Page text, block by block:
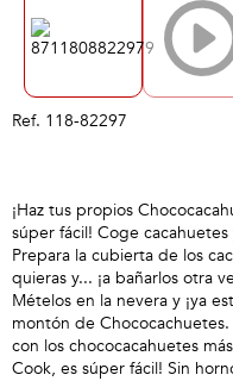
Ref. 118-82297
¡Haz tus propios
súper fácil! Coge
Prepara la cubierta de los
quieras y... ¡a bañarlos otra
Mételos en la nevera y ¡ya
montón de
con los chococacahuetes
Cook, es súper fácil! Sin